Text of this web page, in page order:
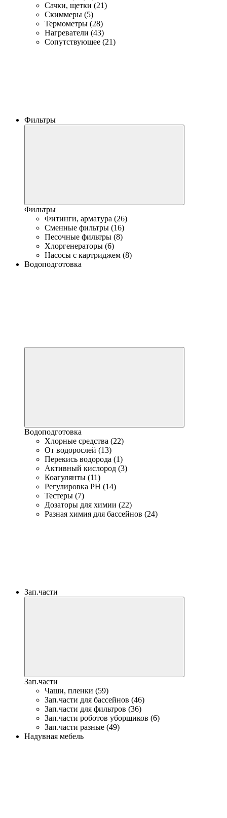
Сачки, щетки (21)
Скиммеры (5)
Термометры (28)
Нагреватели (43)
Сопутствующее (21)
Фильтры
Фильтры
Фитинги, арматура (26)
Сменные фильтры (16)
Песочные фильтры (8)
Хлоргенераторы (6)
Насосы с картриджем (8)
Водоподготовка
Водоподготовка
Хлорные средства (22)
От водорослей (13)
Перекись водорода (1)
Активный кислород (3)
Коагулянты (11)
Регулировка PH (14)
Тестеры (7)
Дозаторы для химии (22)
Разная химия для бассейнов (24)
Зап.части
Зап.части
Чаши, пленки (59)
Зап.части для бассейнов (46)
Зап.части для фильтров (36)
Зап.части роботов уборщиков (6)
Зап.части разные (49)
Надувная мебель